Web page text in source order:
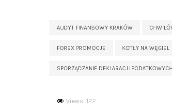
AUDYT FINANSOWY KRAKÓW
FOREX PROMOCJE KOTŁY NA WĘGIEL
SPORZĄDZANIE DEKLARACJI PODATKOWYCH
Views: 122